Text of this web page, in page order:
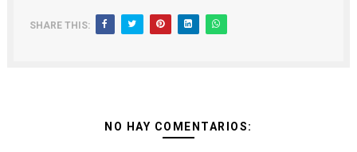
SHARE THIS:
NO HAY COMENTARIOS: